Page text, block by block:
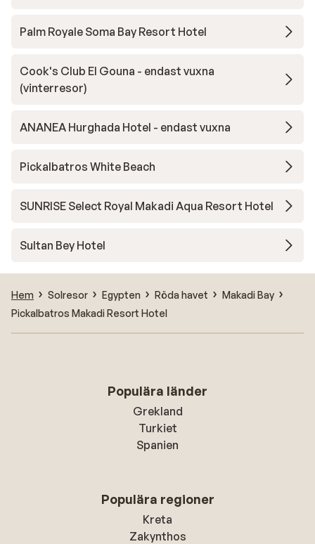
Palm Royale Soma Bay Resort Hotel
Cook's Club El Gouna - endast vuxna
(vinterresor)
ANANEA Hurghada Hotel - endast vuxna
Pickalbatros White Beach
SUNRISE Select Royal Makadi Aqua Resort Hotel
Sultan Bey Hotel
Hem Solresor Egypten Röda havet
Makadi Bay
Pickalbatros Makadi Resort Hotel
Populära länder
Grekland
Turkiet
Spanien
Populära regioner
Kreta
Zakynthos